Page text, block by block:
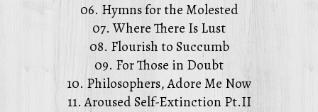
06. Hymns for the Molested
07. Where There Is Lust
08. Flourish to Succumb
09. For Those in Doubt
10. Philosophers, Adore Me Now
11. Aroused Self-Extinction Pt.II